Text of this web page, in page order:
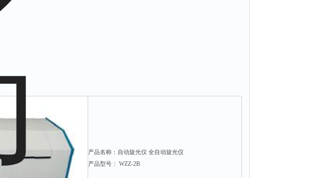
产品名称：自动旋光仪 全自动旋光仪
产品型号： WZZ-2B